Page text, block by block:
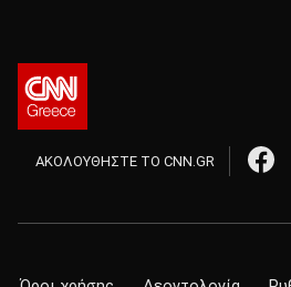
ΑΚΟΛΟΥΘΗΣΤΕ ΤΟ CNN.GR